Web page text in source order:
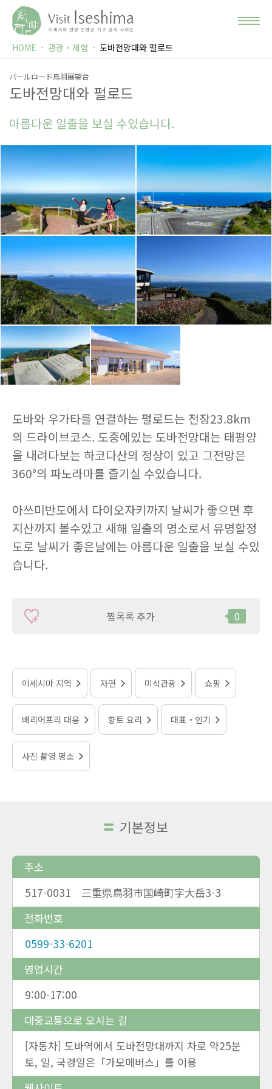
HOME 관광・체험 도바전망대와 펄로드
パールロード鳥羽展望台
도바전망대와 펄로드
아름다운 일출을 보실 수있습니다.
도바와 우가타를 연결하는 펄로드는 전장23.8km
의 드라이브코스. 도중에있는 도바전망대는 태평양
을 내려다보는 하코다산의 정상이 있고 그전망은
360°의 파노라마를 즐기실 수있습니다.
아쓰미반도에서 다이오자키까지 날씨가 좋으면 후
지산까지 볼수있고 새해 일출의 명소로서 유명할정
도로 날씨가 좋은날에는 아름다운 일출을 보실 수있
습니다.
찜목록 추가 0
이세시마 지역 자연 미식관광 쇼핑
배리어프리 대응 향토 요리 대표・인기
사진 촬영 명소
기본정보
주소
517-0031 三重県鳥羽市国崎町字大岳3-3
전화번호
0599-33-6201
영업시간
9:00-17:00
대중교통으로 오시는 길
[자동차] 도바역에서 도바전망대까지 차로 약25분
토, 일, 국경일은「가모메버스」를 이용